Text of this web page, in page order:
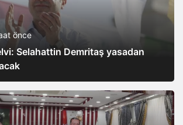
önce
Selahattin Demritaş yasadan